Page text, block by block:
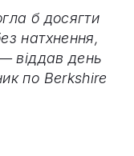
б досягти
натхнення,
віддав день
по Berkshire